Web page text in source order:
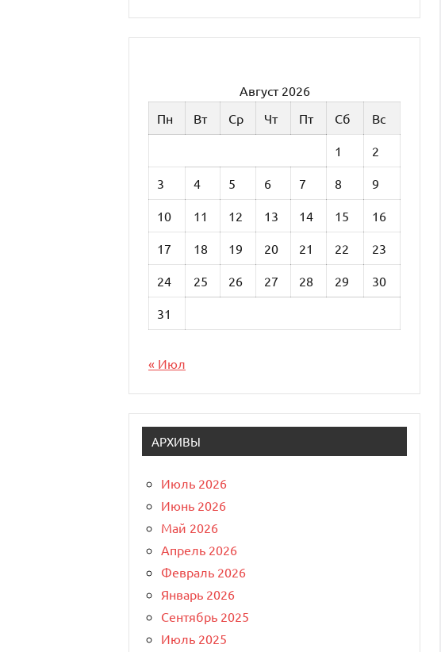
Август 2026
Пн
Вт Ср Чт Пт Сб Вс
1 2
3 4 5 6 7 8 9
10 11 12 13 14 15 16
17 18 19 20 21 22 23
24 25 26 27 28 29 30
31
« Июл
АРХИВЫ
Июль 2026
Июнь 2026
Май 2026
Апрель 2026
Февраль 2026
Январь 2026
Сентябрь 2025
Июль 2025